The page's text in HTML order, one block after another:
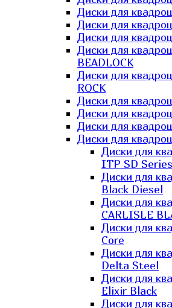
Диски для
Диски для
Диски для
Диски для
BEADLOCK
Диски для
ROCK
Диски для
Диски для
Диски для
Диски для
Диски для
ITP SD
Диски для
Black Diesel
Диски для
CARLISLE
Диски для
Core
Диски для
Delta Steel
Диски для
Elixir Black
Диски для